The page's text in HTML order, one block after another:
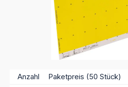
Anzahl Paketpreis (50 Stück)